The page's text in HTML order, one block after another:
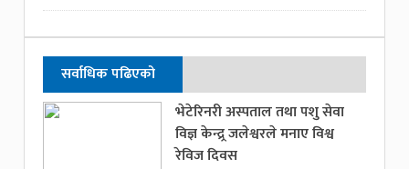
सर्वाधिक पढिएको
भेटेरिनरी अस्पताल तथा पशु सेवा
विज्ञ केन्द्र्र जलेश्वरले मनाए विश्व
रेविज दिवस